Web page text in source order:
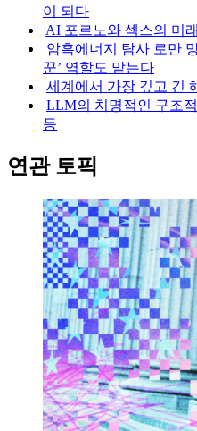
이 되다
AI 포르노와 섹스의 미래
암흑에너지 탐사 로만
꾼’ 역할도 맡는다
세계에서 가장 깊고 긴
LLM의 치명적인 구조
등
연관 토픽